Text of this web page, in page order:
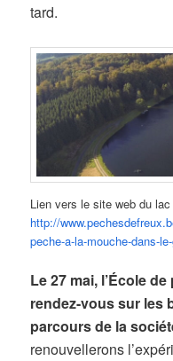
tard.
Lien vers le site web du
http://
peche-a-la-mouche-dans-
Le 27 mai, l’École
rendez-vous sur les
parcours de la
renouvellerons